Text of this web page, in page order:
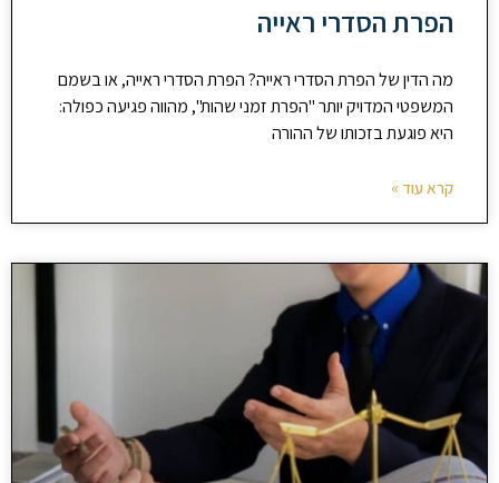
הפרת הסדרי ראייה
מה הדין של הפרת הסדרי ראייה? הפרת הסדרי ראייה, או בשמם
המשפטי המדויק יותר "הפרת זמני שהות", מהווה פגיעה כפולה:
היא פוגעת בזכותו של ההורה
קרא עוד »